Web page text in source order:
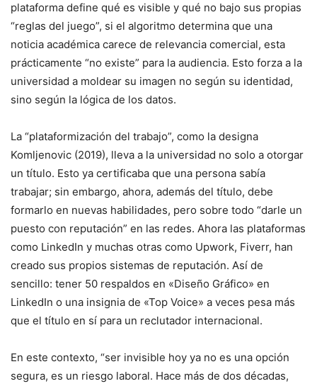
plataforma define qué es visible y qué no bajo sus propias
“reglas del juego”, si el algoritmo determina que una
noticia académica carece de relevancia comercial, esta
prácticamente “no existe” para la audiencia. Esto forza a la
universidad a moldear su imagen no según su identidad,
sino según la lógica de los datos.
La “plataformización del trabajo”, como la designa
Komljenovic (2019), lleva a la universidad no solo a otorgar
un título. Esto ya certificaba que una persona sabía
trabajar; sin embargo, ahora, además del título, debe
formarlo en nuevas habilidades, pero sobre todo “darle un
puesto con reputación” en las redes. Ahora las plataformas
como LinkedIn y muchas otras como Upwork, Fiverr, han
creado sus propios sistemas de reputación. Así de
sencillo: tener 50 respaldos en «Diseño Gráfico» en
LinkedIn o una insignia de «Top Voice» a veces pesa más
que el título en sí para un reclutador internacional.
En este contexto, “ser invisible hoy ya no es una opción
segura, es un riesgo laboral. Hace más de dos décadas,